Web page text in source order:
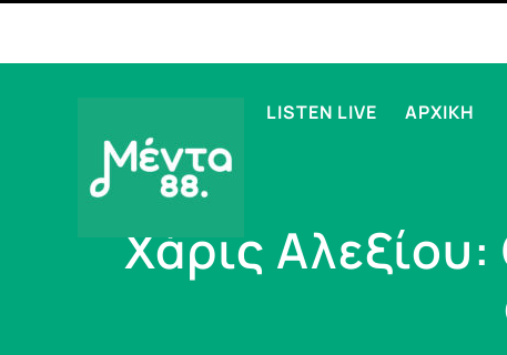
LISTEN LIVE ΑΡΧΙΚΗ
Χάρις